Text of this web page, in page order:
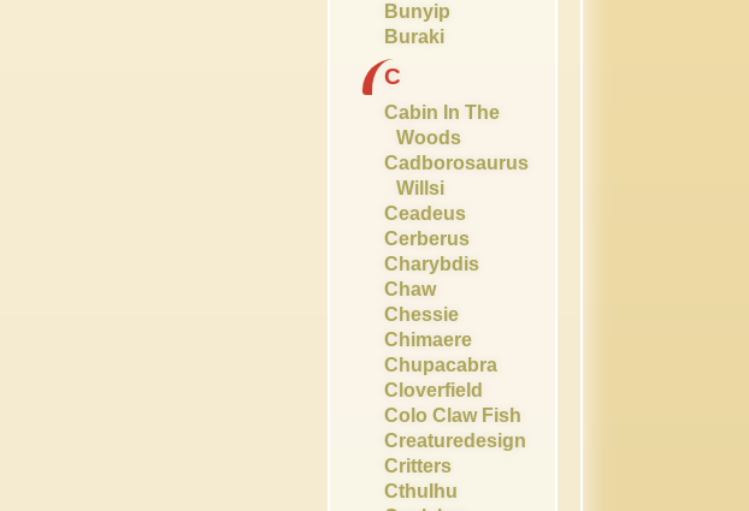
Bunyip
Buraki
C
Cabin In The
Woods
Cadborosaurus
Willsi
Ceadeus
Cerberus
Charybdis
Chaw
Chessie
Chimaere
Chupacabra
Cloverfield
Colo Claw Fish
Creaturedesign
Critters
Cthulhu